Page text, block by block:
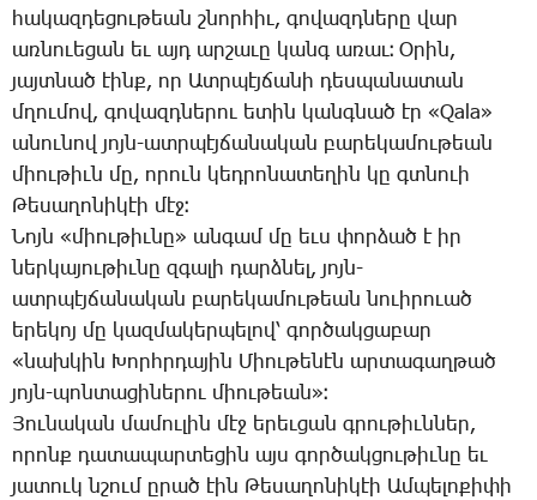
հա­կազ­դե­ցու­թեան շնոր­հիւ, գո­վազդ­նե­րը վար
առ­նո­ւե­ցան եւ այդ ար­շա­ւը կանգ ա­ռաւ։ Օ­րին,
յայտ­նած էինք, որ Ատր­պէյ­ճա­նի դես­պա­նա­տան
մղու­մով, գո­վազդ­նե­րու ե­տին կանգ­նած էր «Qala»
ա­նու­նով յոյն-ատրպէյ­ճա­նա­կան բա­րե­կա­մու­թեան
միու­թիւն մը, ո­րուն կեդ­րո­նա­տե­ղին կը գտնո­ւի
­Թե­սա­ղո­նի­կէի մէջ։
­Նոյն «միու­թիւ­նը» ան­գամ մը եւս փոր­ձած է իր
ներ­կա­յու­թիւ­նը զգա­լի դարձ­նել, յոյն-
ատր­պէյ­ճա­նա­կան բա­րե­կա­մու­թեան նո­ւի­րո­ւած
ե­րե­կոյ մը կազ­մա­կեր­պե­լով՝ գոր­ծակ­ցա­բար
«նախ­կին ­Խորհր­դա­յին ­Միու­թե­նէն ար­տա­գաղ­թած
յոյն-պոն­տա­ցի­նե­րու միու­թեան»։
­Յու­նա­կան մա­մու­լին մէջ ե­րեւ­ցան գրու­թիւն­ներ,
ո­րոնք դա­տա­պար­տե­ցին այս գոր­ծակ­ցու­թիւ­նը եւ
յա­տուկ նշում ը­րած էին ­Թե­սա­ղո­նի­կէի Ամ­պե­լո­քի­փի